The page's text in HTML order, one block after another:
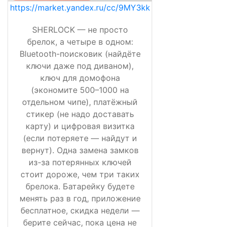
https://market.yandex.ru/cc/9MY3kk
SHERLOCK — не просто
брелок, а четыре в одном:
Bluetooth-поисковик (найдёте
ключи даже под диваном),
ключ для домофона
(экономите 500–1000 на
отдельном чипе), платёжный
стикер (не надо доставать
карту) и цифровая визитка
(если потеряете — найдут и
вернут). Одна замена замков
из-за потерянных ключей
стоит дороже, чем три таких
брелока. Батарейку будете
менять раз в год, приложение
бесплатное, скидка недели —
берите сейчас, пока цена не